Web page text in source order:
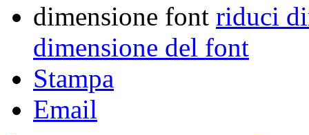
dimensione font riduci
dimensione del font
Stampa
Email